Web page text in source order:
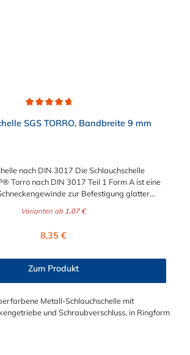
Schlauchschelle SGS TORRO, Bandbreite 9 mm
nach DIN 3017 Die Schlauchschelle
Torro nach DIN 3017 Teil 1 Form A ist eine
zur Befestigung glatter
wiederverwendbar und durch ihre
Wahl für Schlauchverbindungen jeglicher Art.
verschiedenen Abstufungen frei wählbar.
Varianten ab 1,07 €
Regulärer Preis:
8,35 €
Zum Produkt